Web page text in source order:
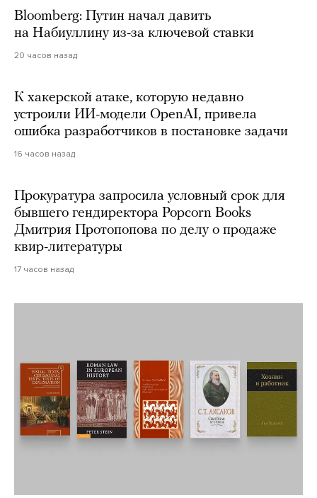
Bloomberg: Путин начал давить
на Набиуллину из-за ключевой ставки
20 часов назад
К хакерской атаке, которую недавно
устроили ИИ-модели OpenAI, привела
ошибка разработчиков в постановке задачи
16 часов назад
Прокуратура запросила условный срок для
бывшего гендиректора Popcorn Books
Дмитрия Протопопова по делу о продаже
квир-литературы
17 часов назад